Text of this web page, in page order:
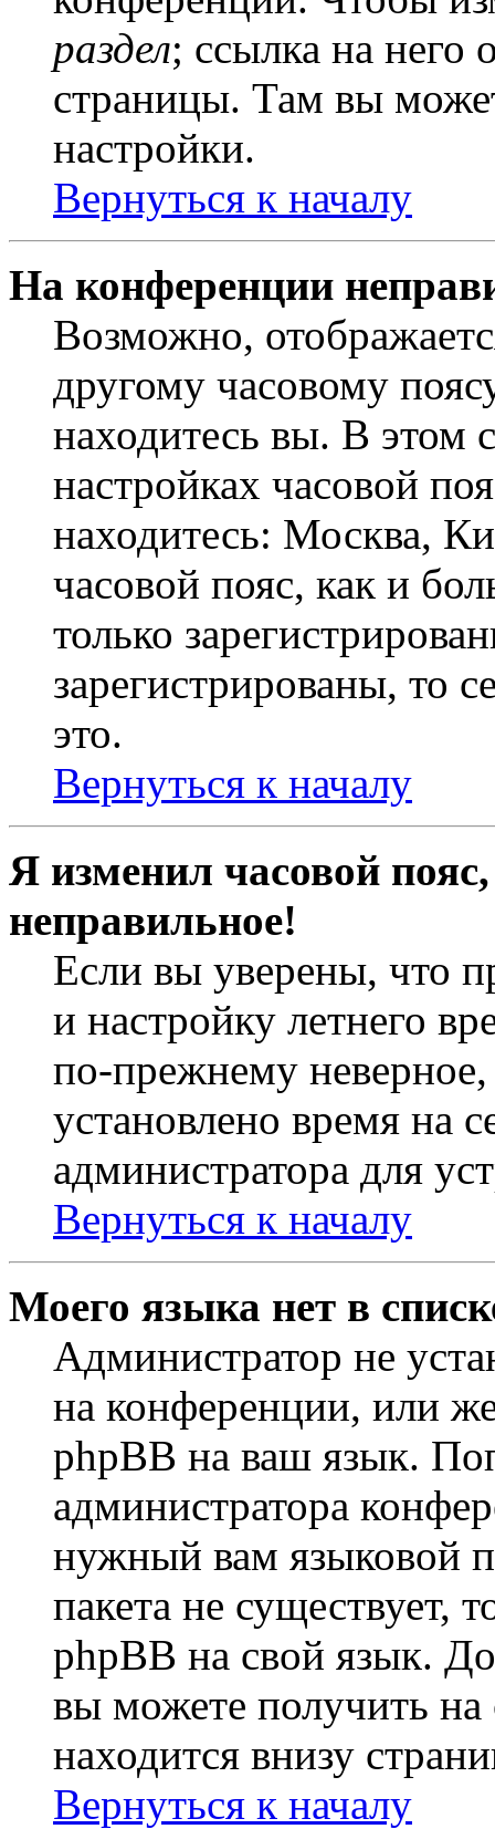
раздел; ссылка на него
страницы. Там вы
настройки.
Вернуться к началу
На конференции
Возможно,
другому часовому
находитесь вы. В этом
настройках часовой
находитесь: Москва,
часовой пояс, как и
только
зарегистрированы, то
это.
Вернуться к началу
Я изменил часовой
неправильное!
Если вы уверены, что
и настройку летнего
по-прежнему неверное,
установлено время на
администратора для
Вернуться к началу
Моего языка нет в
Администратор не
на конференции, или
phpBB на ваш язык.
администратора
нужный вам языковой
пакета не существует,
phpBB на свой язык.
вы можете получить на
находится внизу
Вернуться к началу